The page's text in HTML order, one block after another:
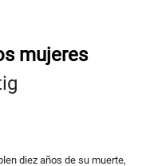
mujeres
diez años de su muerte,